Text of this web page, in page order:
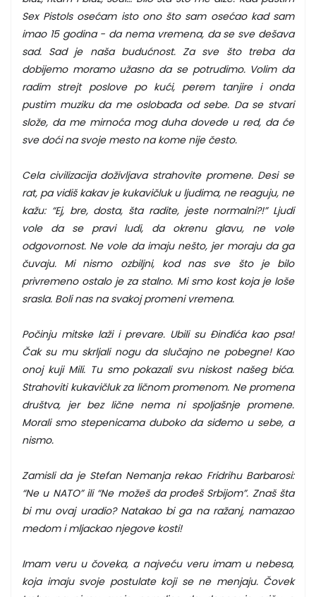
Sex Pistols osećam isto ono što sam osećao kad sam
imao 15 godina − da nema vremena, da se sve dešava
sad. Sad je naša budućnost. Za sve što treba da
dobijemo moramo užasno da se potrudimo. Volim da
radim strejt poslove po kući, perem tanjire i onda
pustim muziku da me oslobađa od sebe. Da se stvari
slože, da me mirnoća mog duha dovede u red, da će
sve doći na svoje mesto na kome nije često.
Cela civilizacija doživljava strahovite promene. Desi se
rat, pa vidiš kakav je kukavičluk u ljudima, ne reaguju, ne
kažu: “Ej, bre, dosta, šta radite, jeste normalni?!” Ljudi
vole da se pravi ludi, da okrenu glavu, ne vole
odgovornost. Ne vole da imaju nešto, jer moraju da ga
čuvaju. Mi nismo ozbiljni, kod nas sve što je bilo
privremeno ostalo je za stalno. Mi smo kost koja je loše
srasla. Boli nas na svakoj promeni vremena.
Počinju mitske laži i prevare. Ubili su Đinđića kao psa!
Čak su mu skrljali nogu da slučajno ne pobegne! Kao
onoj kuji Mili. Tu smo pokazali svu niskost našeg bića.
Strahoviti kukavičluk za ličnom promenom. Ne promena
društva, jer bez lične nema ni spoljašnje promene.
Morali smo stepenicama duboko da siđemo u sebe, a
nismo.
Zamisli da je Stefan Nemanja rekao Fridrihu Barbarosi:
“Ne u NATO” ili “Ne možeš da prođeš Srbijom”. Znaš šta
bi mu ovaj uradio? Natakao bi ga na ražanj, namazao
medom i mljackao njegove kosti!
Imam veru u čoveka, a najveću veru imam u nebesa,
koja imaju svoje postulate koji se ne menjaju. Čovek